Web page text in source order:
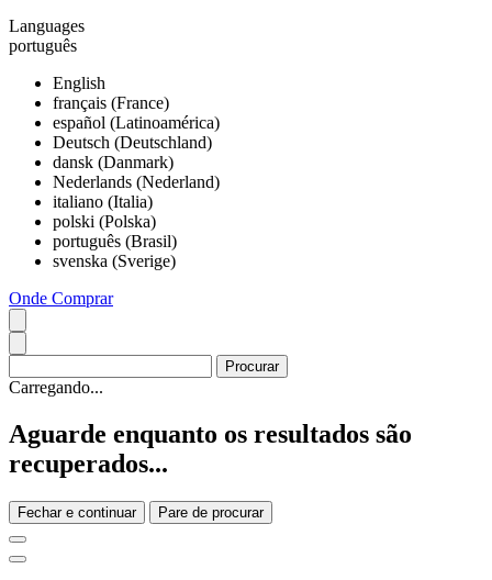
Languages
português
English
français (France)
español (Latinoamérica)
Deutsch (Deutschland)
dansk (Danmark)
Nederlands (Nederland)
italiano (Italia)
polski (Polska)
português (Brasil)
svenska (Sverige)
Onde Comprar
Carregando...
Aguarde enquanto os resultados são
recuperados...
Fechar e continuar Pare de procurar